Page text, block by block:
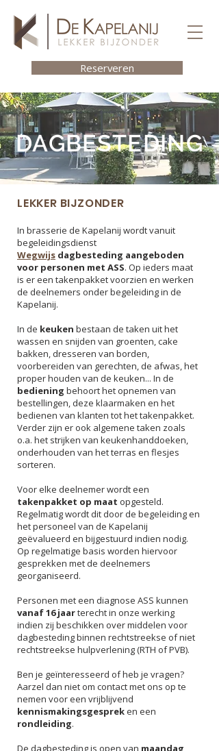
Reserveren
DAGBESTEDING
LEKKER BIJZONDER
In brasserie de Kapelanij wordt vanuit
begeleidingsdienst
Wegwijs dagbesteding aangeboden
voor personen met ASS. Op ieders maat
is er een takenpakket voorzien en werken
de deelnemers onder begeleiding in de
Kapelanij.
In de keuken bestaan de taken uit het
wassen en snijden van groenten, cake
bakken, dresseren van borden,
voorbereiden van gerechten, de afwas, het
proper houden van de keuken... In de
bediening behoort het opnemen van
bestellingen, deze klaarmaken en het
bedienen van klanten tot het takenpakket.
Verder zijn er ook algemene taken zoals
o.a. het strijken van keukenhanddoeken,
onderhouden van het terras en flesjes
sorteren.
Voor elke deelnemer wordt een
takenpakket op maat opgesteld.
Regelmatig wordt dit door de begeleiding en
het personeel van de Kapelanij
geëvalueerd en bijgestuurd indien nodig.
Op regelmatige basis worden hiervoor
gesprekken met de deelnemers
georganiseerd.
Personen met een diagnose ASS kunnen
vanaf 16 jaarterecht in onze werking
indien zij beschikken over middelen voor
dagbesteding binnen rechtstreekse of niet
rechtstreekse hulpverlening (RTH of PVB).
Ben je geïnteresseerd of heb je vragen?
Aarzel dan niet om contact met ons op te
nemen voor een vrijblijvend
kennismakingsgespreken een
rondleiding.
De dagbesteding is open van maandag